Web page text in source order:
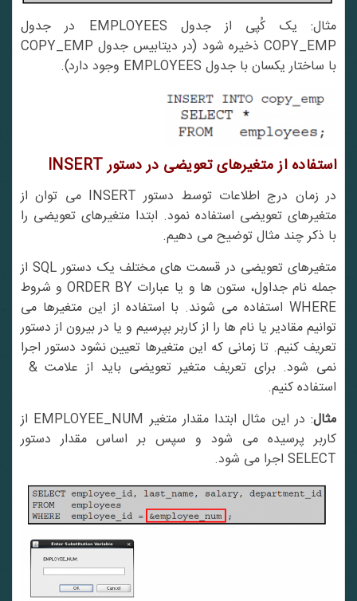
مثال: یک کُپی از جدول EMPLOYEES در جدول
COPY_EMP ذخیره شود (در دیتابیس جدول COPY_EMP
با ساختار یکسان با جدول EMPLOYEES وجود دارد).
استفاده از متغیرهای تعویضی در دستورINSERT
در زمان درج اطلاعات توسط دستور INSERT می توان از
متغیرهای تعویضی استفاده نمود. ابتدا متغیرهای تعویضی را
با ذکر چند مثال توضیح می دهیم.
متغیرهای تعویضی در قسمت های مختلف یک دستور SQL از
جمله نام جداول، ستون ها و یا عبارات ORDER BY و شروط
WHERE استفاده می شوند. با استفاده از این متغیرها می
توانیم مقادیر یا نام ها را از کاربر بپرسیم و یا در بیرون از دستور
تعریف کنیم. تا زمانی که این متغیرها تعیین نشود دستور اجرا
نمی شود. برای تعریف متغیر تعویضی باید از علامت &
استفاده کنیم.
مثال
: در این مثال ابتدا مقدار متغیر EMPLOYEE_NUM از
کاربر پرسیده می شود و سپس بر اساس مقدار دستور
SELECT اجرا می شود.